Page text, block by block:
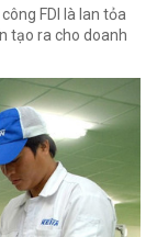
FDI là lan tỏa
tạo ra cho doanh